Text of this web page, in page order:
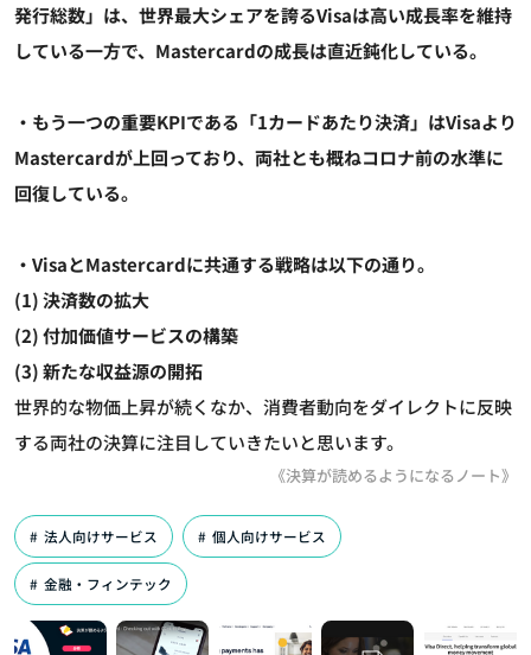
発行総数」は、世界最大シェアを誇るVisaは高い成長率を維持
している一方で、Mastercardの成長は直近鈍化している。
・もう一つの重要KPIである「1カードあたり決済」はVisaより
Mastercardが上回っており、両社とも概ねコロナ前の水準に
回復している。
・VisaとMastercardに共通する戦略は以下の通り。
(1) 決済数の拡大
(2) 付加価値サービスの構築
(3) 新たな収益源の開拓
世界的な物価上昇が続くなか、消費者動向をダイレクトに反映
する両社の決算に注目していきたいと思います。
《決算が読めるようになるノート》
法人向けサービス 個人向けサービス
金融・フィンテック